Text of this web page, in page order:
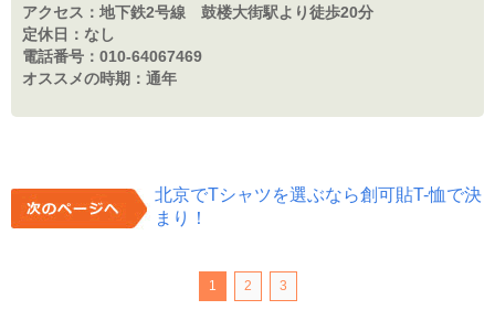
アクセス： 地下鉄2号線 鼓楼大街駅より徒歩20分
定休日： なし
電話番号： 010-64067469
オススメの時期： 通年
北京でTシャツを選ぶなら創可貼T-恤で決
まり！
1 2 3